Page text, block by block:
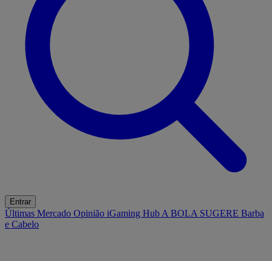
Entrar
Últimas Mercado Opinião iGaming Hub A BOLA SUGERE Barba
e Cabelo